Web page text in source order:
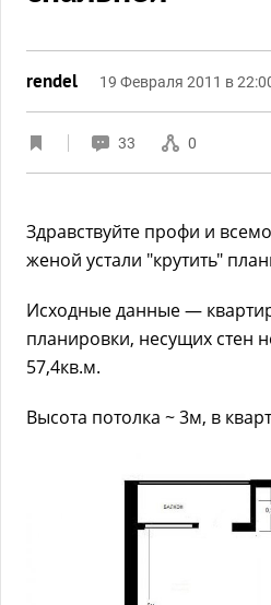
rendel 19 Февраля 2011 в
33 0
Здравствуйте профи и
женой устали "крутить"
Исходные данные —
планировки, несущих стен
57,4кв.м.
Высота потолка ~ 3м, в